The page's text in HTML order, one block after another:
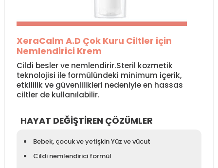
XeraCalm A.D Çok Kuru Ciltler için
Nemlendirici Krem
Cildi besler ve nemlendirir.Steril kozmetik
teknolojisi ile formülündeki minimum içerik,
etkililik ve güvenlilikleri nedeniyle en hassas
ciltler de kullanılabilir.
HAYAT DEĞİŞTİREN ÇÖZÜMLER
Bebek, çocuk ve yetişkin Yüz ve vücut
Cildi nemlendirici formül